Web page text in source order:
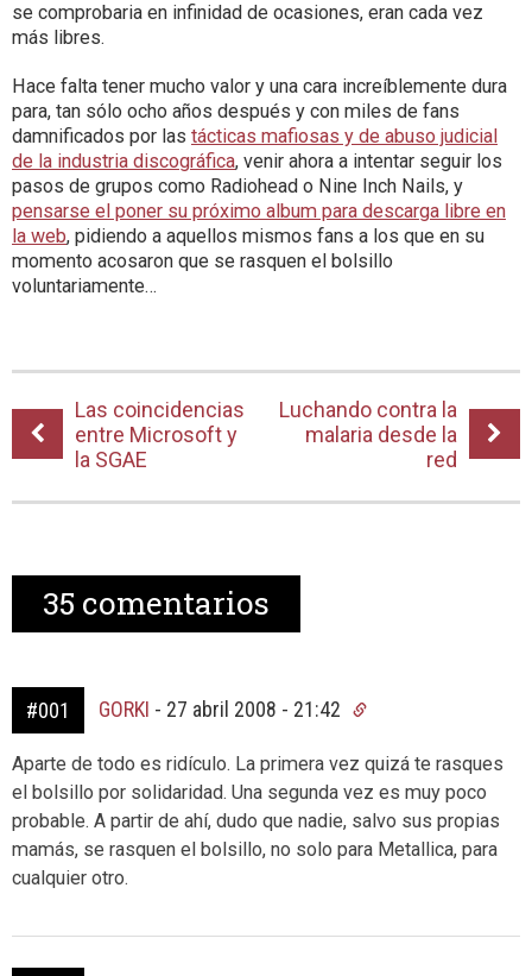
se comprobaria en infinidad de ocasiones, eran cada vez
más libres.
Hace falta tener mucho valor y una cara increíblemente dura
para, tan sólo ocho años después y con miles de fans
damnificados por las tácticas mafiosas y de abuso judicial
de la industria discográfica, venir ahora a intentar seguir los
pasos de grupos como Radiohead o Nine Inch Nails, y
pensarse el poner su próximo album para descarga libre en
la web, pidiendo a aquellos mismos fans a los que en su
momento acosaron que se rasquen el bolsillo
voluntariamente…
Las coincidencias
entre Microsoft y
la SGAE
Luchando contra la
malaria desde la
red
35 comentarios
#001 GORKI - 27 abril 2008 - 21:42
Aparte de todo es ridículo. La primera vez quizá te rasques
el bolsillo por solidaridad. Una segunda vez es muy poco
probable. A partir de ahí, dudo que nadie, salvo sus propias
mamás, se rasquen el bolsillo, no solo para Metallica, para
cualquier otro.